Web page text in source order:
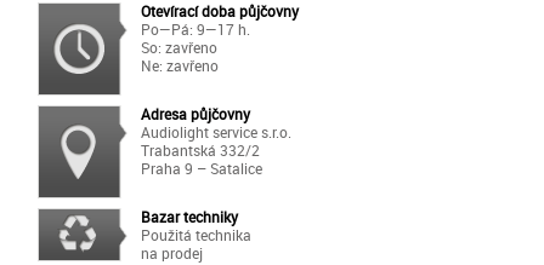
Otevírací doba půjčovny
Po—Pá: 9—17 h.
So: zavřeno
Ne: zavřeno
Adresa půjčovny
Audiolight service s.r.o.
Trabantská 332/2
Praha 9 – Satalice
Bazar techniky
Použitá technika
na prodej